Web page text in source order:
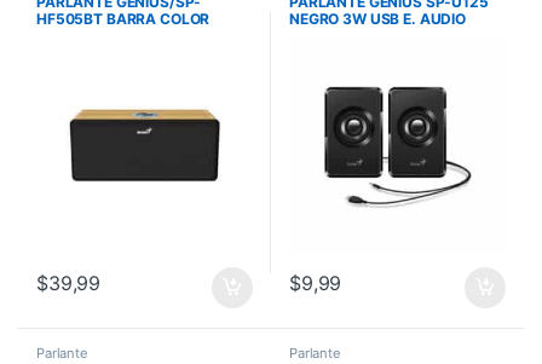
HF505BT BARRA COLOR
$39,99
NEGRO 3W USB E. AUDIO
$9,99
Parlante Parlante